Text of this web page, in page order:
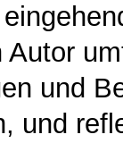
und
und